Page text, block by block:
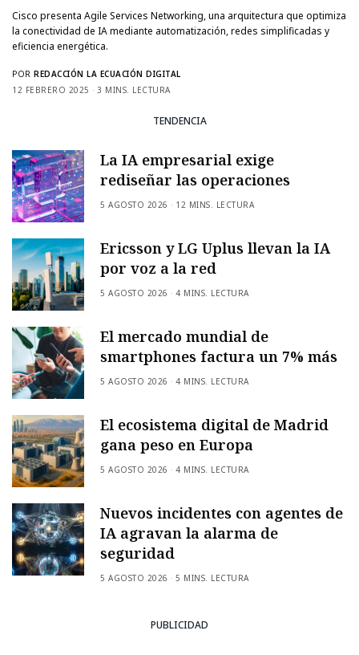
Cisco presenta Agile Services Networking, una arquitectura que optimiza
la conectividad de IA mediante automatización, redes simplificadas y
eficiencia energética.
POR REDACCIÓN LA ECUACIÓN DIGITAL
12 FEBRERO 2025
3 MINS. LECTURA
TENDENCIA
La IA empresarial exige
rediseñar las operaciones
5 AGOSTO 2026 12 MINS. LECTURA
Ericsson y LG Uplus llevan la IA
por voz a la red
5 AGOSTO 2026 4 MINS. LECTURA
El mercado mundial de
smartphones factura un 7% más
5 AGOSTO 2026 4 MINS. LECTURA
El ecosistema digital de Madrid
gana peso en Europa
5 AGOSTO 2026 4 MINS. LECTURA
Nuevos incidentes con agentes de
IA agravan la alarma de
seguridad
5 AGOSTO 2026 5 MINS. LECTURA
PUBLICIDAD